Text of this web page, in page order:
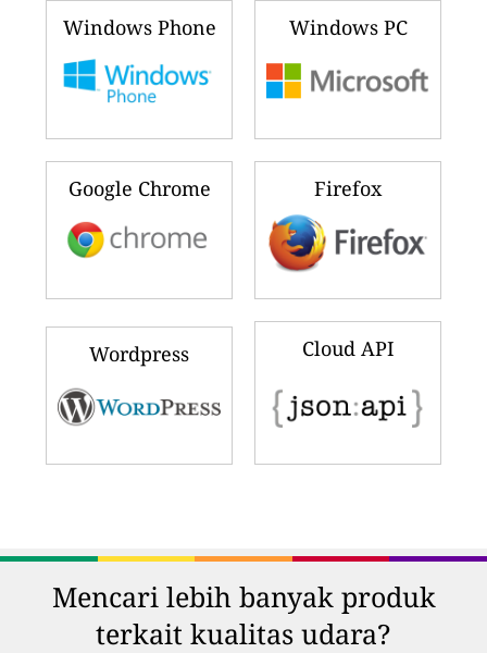
Windows Phone Windows PC
Google Chrome Firefox
Wordpress Cloud API
Mencari lebih banyak produk
terkait kualitas udara?